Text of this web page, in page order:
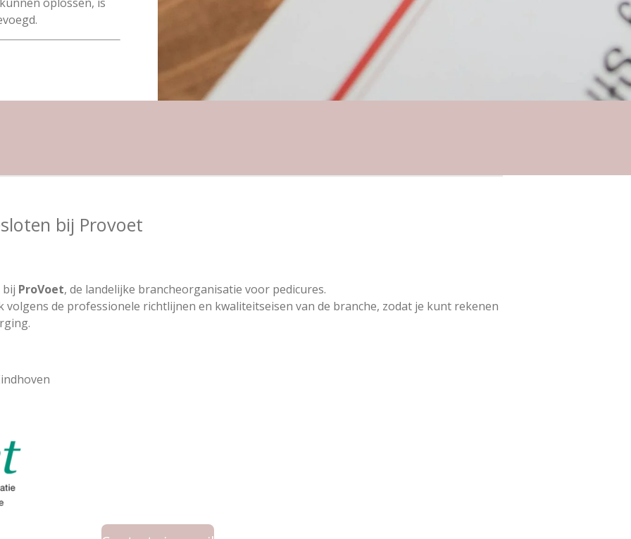
bij Provoet
bij ProVoet, de landelijke brancheorganisatie voor pedicures.
volgens de professionele richtlijnen en kwaliteitseisen van de branche, zodat je kunt rekenen